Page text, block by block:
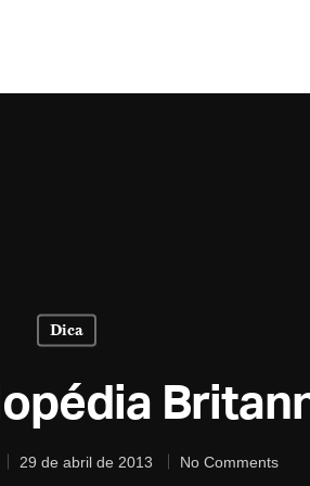
Dica
29 de abril de 2013 No Comments